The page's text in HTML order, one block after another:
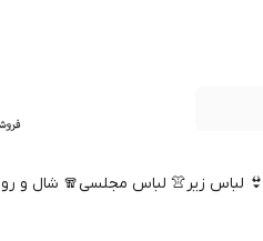
👙 لباس زیر👚 لباس مجلسی🧣 شال و